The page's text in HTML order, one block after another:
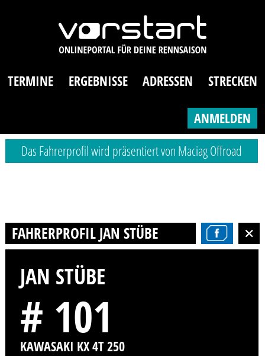
TERMINE ERGEBNISSE ADRESSEN STRECKEN
ANMELDEN
Das Fahrerprofil wird präsentiert von Maciag Offroad
FAHRERPROFIL JAN STÜBE
JAN STÜBE
# 101
KAWASAKI KX 4T 250